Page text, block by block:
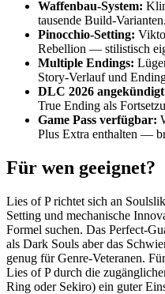
Waffenbau-System:
tausende Build-Varianten.
Pinocchio-Setting:
Rebellion — stilistisch
Multiple Endings:
Story-Verlauf und
DLC 2026
True Ending als
Game Pass verfügbar:
Plus Extra enthalten —
Für wen geeignet?
Lies of P richtet sich an
Setting und mechanische
Formel suchen. Das Perfect-
als Dark Souls aber das
genug für Genre-Veteranen.
Lies of P durch die
Ring oder Sekiro) ein guter